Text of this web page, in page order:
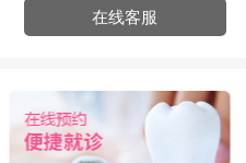
。生活中各种各样的牙齿问题
小问题酿成大祸患。
在线客服